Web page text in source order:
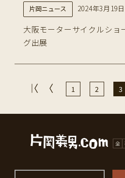
片岡ニュース 2024年3月19
大阪モーターサイクルショ
グ出展
1 2 3